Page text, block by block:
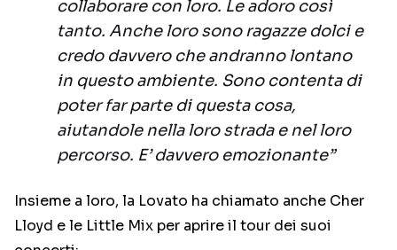
collaborare con loro. Le adoro così
tanto. Anche loro sono ragazze dolci e
credo davvero che andranno lontano
in questo ambiente. Sono contenta di
poter far parte di questa cosa,
aiutandole nella loro strada e nel loro
percorso. E’ davvero emozionante”
Insieme a loro, la Lovato ha chiamato anche Cher
Lloyd e le Little Mix per aprire il tour dei suoi